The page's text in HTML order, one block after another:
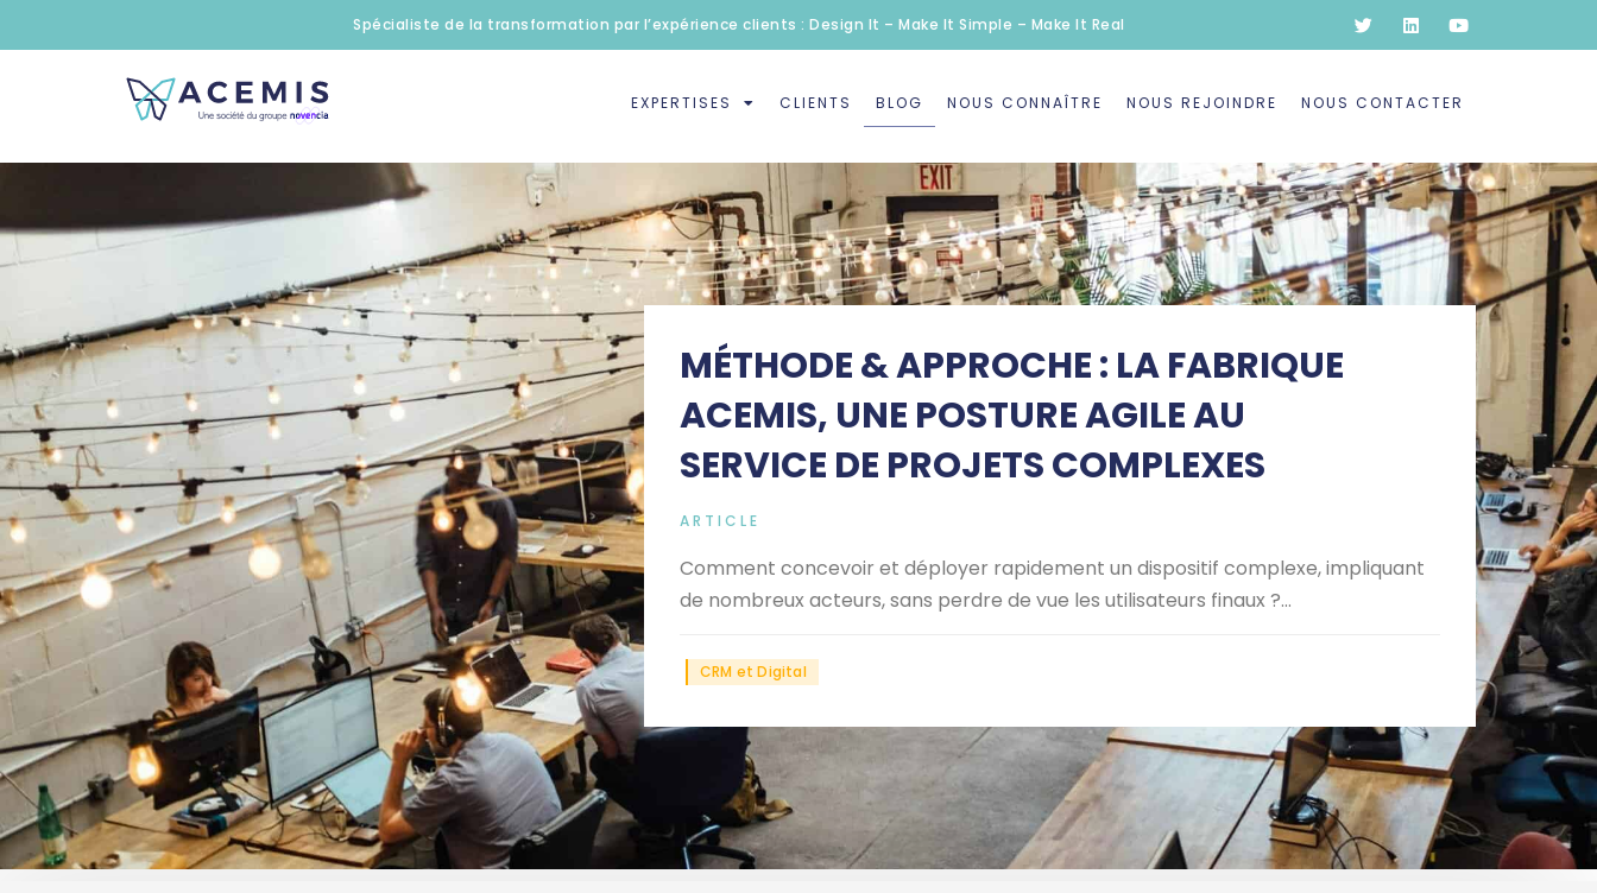
Spécialiste de la transformation par l’expérience clients : Design It – Make It Simple – Make It Real
EXPERTISES CLIENTS BLOG NOUS CONNAÎTRE NOUS REJOINDRE NOUS CONTACTER
MÉTHODE & APPROCHE : LA FABRIQUE
ACEMIS, UNE POSTURE AGILE AU
SERVICE DE PROJETS COMPLEXES
ARTICLE
Comment concevoir et déployer rapidement un dispositif complexe, impliquant
de nombreux acteurs, sans perdre de vue les utilisateurs finaux ?...
CRM et Digital